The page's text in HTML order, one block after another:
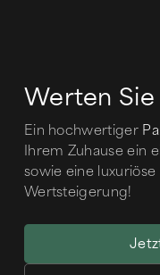
Werten Sie
Ein hochwertiger
Ihrem Zuhause ein
sowie eine
Wertsteigerung!